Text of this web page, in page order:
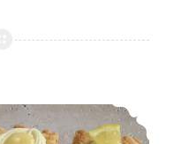
kruimelkoek